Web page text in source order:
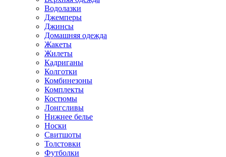
Водолазки
Джемперы
Джинсы
Домашняя одежда
Жакеты
Жилеты
Кадриганы
Колготки
Комбинезоны
Комплекты
Костюмы
Лонгсливы
Нижнее белье
Носки
Свитшоты
Толстовки
Футболки